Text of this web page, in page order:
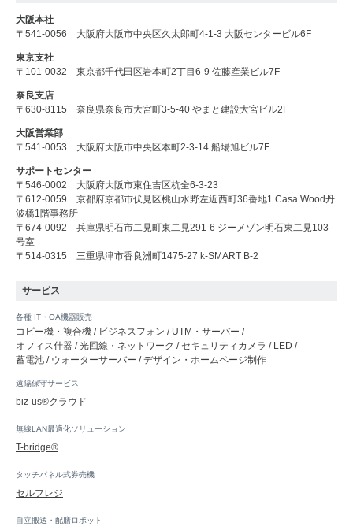
大阪本社
〒541-0056 大阪府大阪市中央区久太郎町4-1-3 大阪センタービル6F
東京支社
〒101-0032 東京都千代田区岩本町2丁目6-9 佐藤産業ビル7F
奈良支店
〒630-8115 奈良県奈良市大宮町3-5-40 やまと建設大宮ビル2F
大阪営業部
〒541-0053 大阪府大阪市中央区本町2-3-14 船場旭ビル7F
サポートセンター
〒546-0002 大阪府大阪市東住吉区杭全6-3-23
〒612-0059 京都府京都市伏見区桃山水野左近西町36番地1 Casa Wood丹
波橋1階事務所
〒674-0092 兵庫県明石市二見町東二見291-6 ジーメゾン明石東二見103
号室
〒514-0315 三重県津市香良洲町1475-27 k-SMART B-2
サービス
各種 IT・OA機器販売
コピー機・複合機 / ビジネスフォン / UTM・サーバー /
オフィス什器 / 光回線・ネットワーク / セキュリティカメラ / LED /
蓄電池 / ウォーターサーバー / デザイン・ホームページ制作
遠隔保守サービス
biz-us®クラウド
無線LAN最適化ソリューション
T-bridge®
タッチパネル式券売機
セルフレジ
自立搬送・配膳ロボット